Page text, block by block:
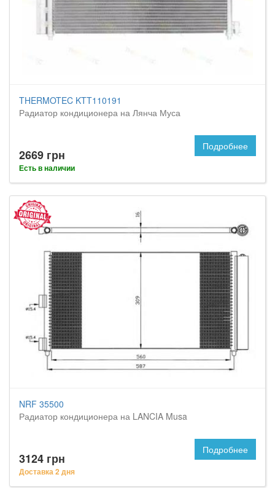
THERMOTEC KTT110191
Радиатор кондиционера на Лянча Муса
2669 грн
Есть в наличии
Подробнее
NRF 35500
Радиатор кондиционера на LANCIA Musa
3124 грн
Доставка 2 дня
Подробнее